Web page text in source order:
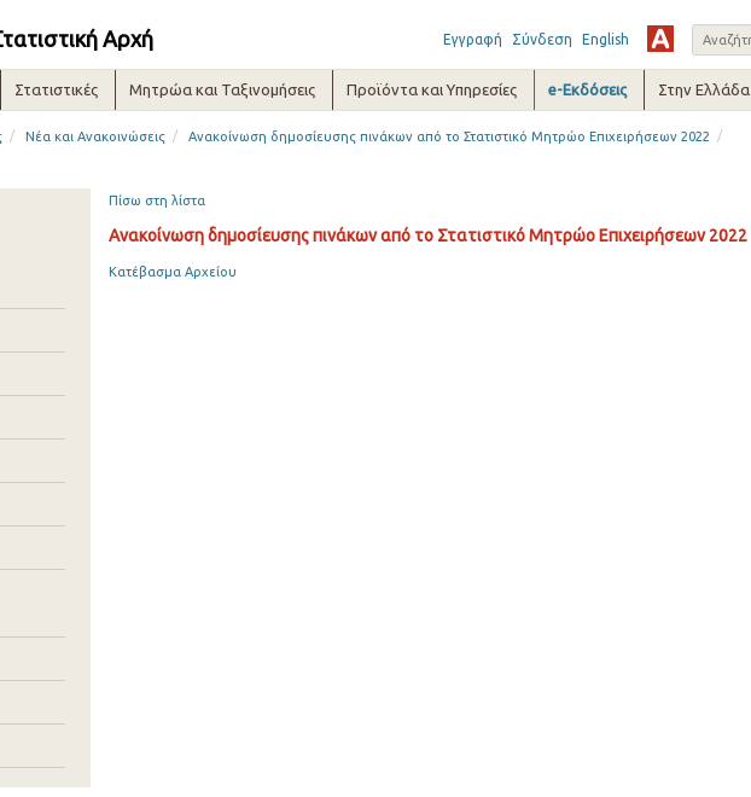
Αρχή Εγγραφή Σύνδεση English
Στατιστικές Μητρώα και Ταξινομήσεις Προϊόντα και Υπηρεσίες e-Εκδόσεις Στην Ελλάδα
/ Νέα και Ανακοινώσεις / Ανακοίνωση δημοσίευσης πινάκων από το Στατιστικό Μητρώο Επιχειρήσεων 2022 /
Πίσω στη λίστα
Ανακοίνωση δημοσίευσης πινάκων από το Στατιστικό Μητρώο Επιχειρήσεων 2022
Κατέβασμα Αρχείου